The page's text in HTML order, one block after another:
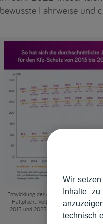
bewusste Fahrweise und
Entwicklung der durchschnittlichen
Haftpflicht, Voll- und
2013 und 2023. Quelle: GDV / Grafik:
AG
Wir
Inhalte
technisch